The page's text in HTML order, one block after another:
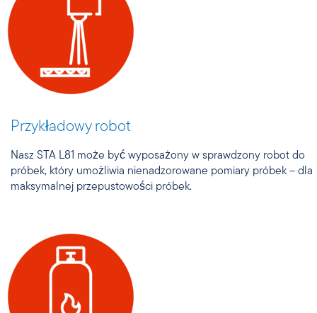
Przykładowy robot
Nasz STA L81 może być wyposażony w sprawdzony robot do
próbek, który umożliwia nienadzorowane pomiary próbek – dla
maksymalnej przepustowości próbek.